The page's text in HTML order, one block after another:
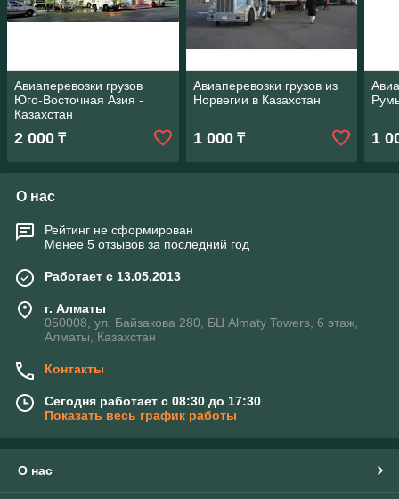
Авиаперевозки грузов
Юго-Восточная Азия -
Казахстан
2 000 ₸
Авиаперевозки грузов из
Норвегии в Казахстан
1 000₸ 1
О нас
Рейтинг не сформирован
Менее 5 отзывов за последний год
Работает с 13.05.2013
г. Алматы
050008, ул. Байзакова 280, БЦ Almaty Towers, 6 этаж,
Алматы, Казахстан
Контакты
Сегодня работает с 08:30 до 17:30
Показать весь график работы
О нас